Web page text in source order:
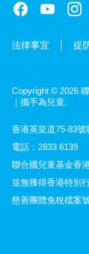
法律事宜 提
Copyright © 2026
｜攜手為兒童.
香港英皇道75-83
電話：2833 6139
聯合國兒童基金香
並無獲得香港特別
慈善團體免稅檔案